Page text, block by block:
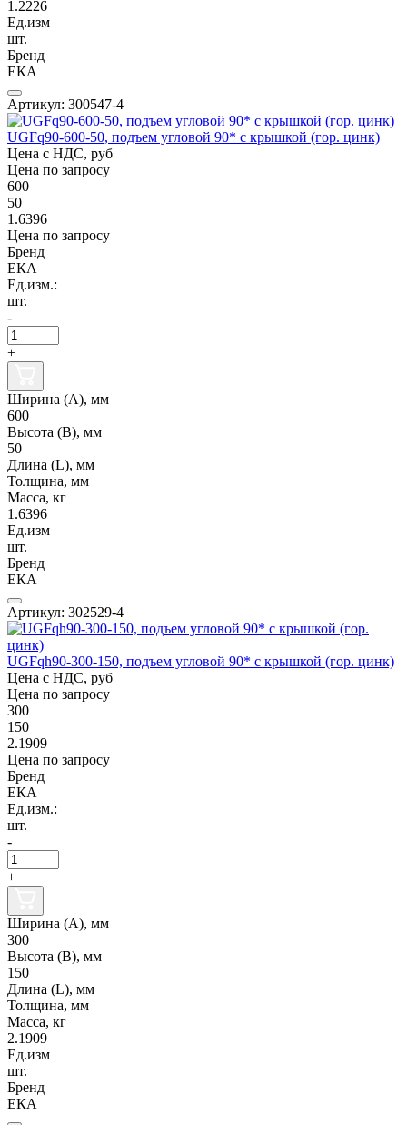
1.2226
Ед.изм
шт.
Бренд
ЕКА
Артикул: 300547-4
UGFq90-600-50, подъем угловой 90* с крышкой (гор. цинк)
Цена с НДС, руб
Цена по запросу
600
50
1.6396
Цена по запросу
Бренд
ЕКА
Ед.изм.:
шт.
-
+
Ширина (А), мм
600
Высота (В), мм
50
Длина (L), мм
Толщина, мм
Масса, кг
1.6396
Ед.изм
шт.
Бренд
ЕКА
Артикул: 302529-4
UGFqh90-300-150, подъем угловой 90* с крышкой (гор. цинк)
Цена с НДС, руб
Цена по запросу
300
150
2.1909
Цена по запросу
Бренд
ЕКА
Ед.изм.:
шт.
-
+
Ширина (А), мм
300
Высота (В), мм
150
Длина (L), мм
Толщина, мм
Масса, кг
2.1909
Ед.изм
шт.
Бренд
ЕКА